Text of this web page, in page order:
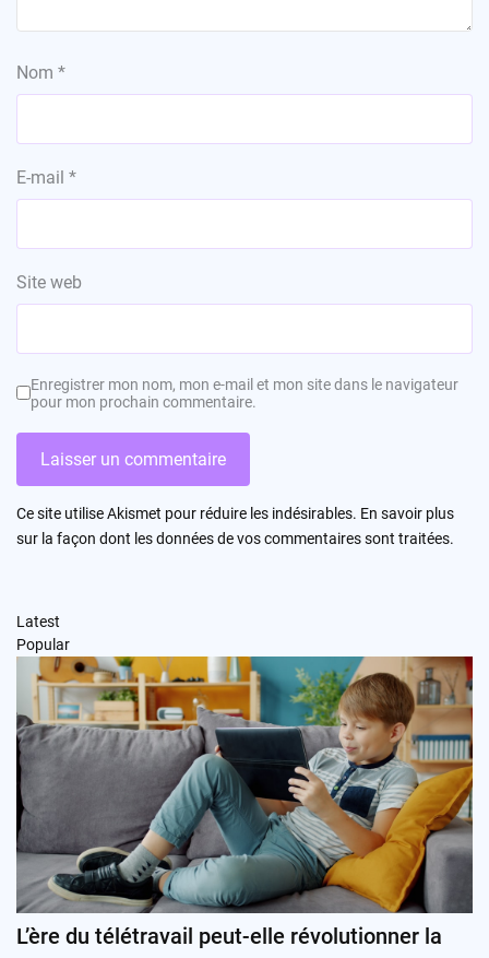
Nom *
E-mail *
Site web
Enregistrer mon nom, mon e-mail et mon site dans le navigateur
pour mon prochain commentaire.
Ce site utilise Akismet pour réduire les indésirables. En savoir plus
sur la façon dont les données de vos commentaires sont traitées.
Latest
Popular
L’ère du télétravail peut-elle révolutionner la